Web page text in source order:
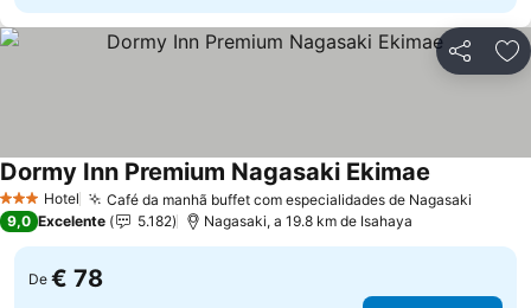
Partilhar
3 EstrelasHotel Café da manhã buffet com especialidades de Nagasaki
Dormy Inn Premium Nagasaki Ekimae
9,0 Excelente 5.182 Nagasaki, a 19.8 km de Isahaya
De € 78